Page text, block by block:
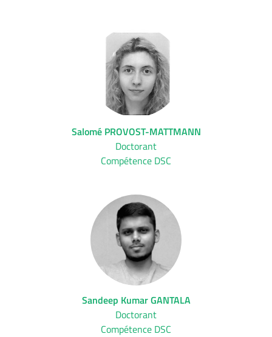
Salomé PROVOST-MATTMANN
Doctorant
Compétence DSC
Sandeep Kumar GANTALA
Doctorant
Compétence DSC